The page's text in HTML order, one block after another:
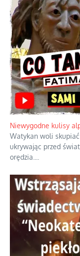
Duchowa apteczka
Instrukcja obsługi